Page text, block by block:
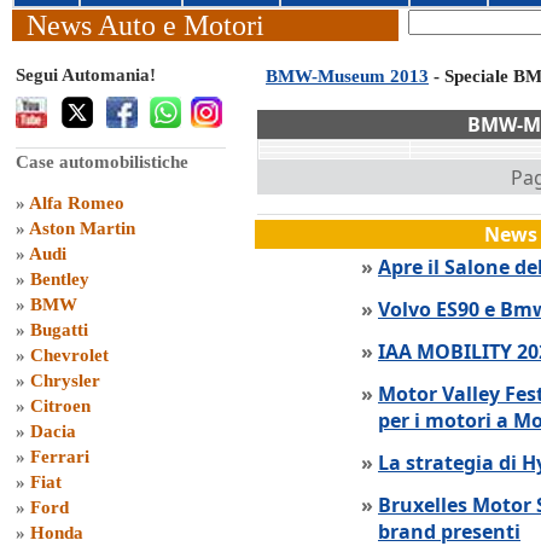
News Auto e Motori
Segui Automania!
Case automobilistiche
» Alfa Romeo
» Aston Martin
» Audi
» Bentley
» BMW
» Bugatti
» Chevrolet
» Chrysler
» Citroen
» Dacia
» Ferrari
» Fiat
» Ford
» Honda
BMW-Museum 2013 - Speciale
BMW-
» Apre il Salone
» Volvo ES90 e
» IAA MOBILITY
» Motor Valley
per i motori a
» La strategia di
» Bruxelles Motor
brand presenti